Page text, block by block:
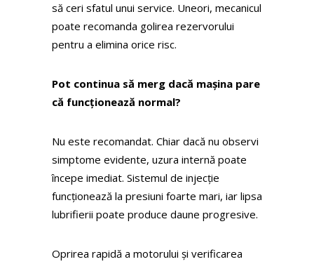
să ceri sfatul unui service. Uneori, mecanicul
poate recomanda golirea rezervorului
pentru a elimina orice risc.
Pot continua să merg dacă mașina pare
că funcționează normal?
Nu este recomandat. Chiar dacă nu observi
simptome evidente, uzura internă poate
începe imediat. Sistemul de injecție
funcționează la presiuni foarte mari, iar lipsa
lubrifierii poate produce daune progresive.
Oprirea rapidă a motorului și verificarea